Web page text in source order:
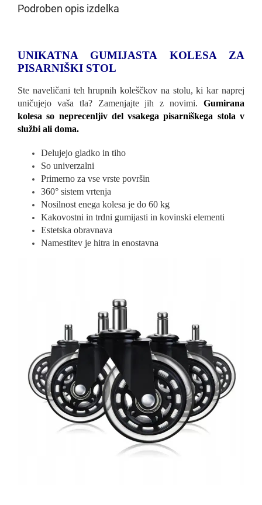
Podroben opis izdelka
UNIKATNA GUMIJASTA KOLESA ZA
PISARNIŠKI STOL
Ste naveličani teh hrupnih koleščkov na stolu, ki kar naprej
uničujejo vaša tla? Zamenjajte jih z novimi. Gumirana
kolesa so neprecenljiv del vsakega pisarniškega stola v
službi ali doma.
Delujejo gladko in tiho
So univerzalni
Primerno za vse vrste površin
360° sistem vrtenja
Nosilnost enega kolesa je do 60 kg
Kakovostni in trdni gumijasti in kovinski elementi
Estetska obravnava
Namestitev je hitra in enostavna